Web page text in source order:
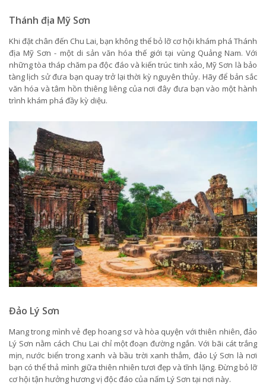
Thánh địa Mỹ Sơn
Khi đặt chân đến Chu Lai, bạn không thể bỏ lỡ cơ hội khám phá Thánh
địa Mỹ Sơn - một di sản văn hóa thế giới tại vùng Quảng Nam. Với
những tòa tháp chăm pa độc đáo và kiến trúc tinh xảo, Mỹ Sơn là bảo
tàng lịch sử đưa bạn quay trở lại thời kỳ nguyên thủy. Hãy để bản sắc
văn hóa và tâm hồn thiêng liêng của nơi đây đưa bạn vào một hành
trình khám phá đầy kỳ diệu.
Đảo Lý Sơn
Mang trong mình vẻ đẹp hoang sơ và hòa quyện với thiên nhiên, đảo
Lý Sơn nằm cách Chu Lai chỉ một đoạn đường ngắn. Với bãi cát trắng
mịn, nước biển trong xanh và bầu trời xanh thẳm, đảo Lý Sơn là nơi
bạn có thể thả mình giữa thiên nhiên tươi đẹp và tĩnh lặng. Đừng bỏ lỡ
cơ hội tận hưởng hương vị độc đáo của nấm Lý Sơn tại nơi này.